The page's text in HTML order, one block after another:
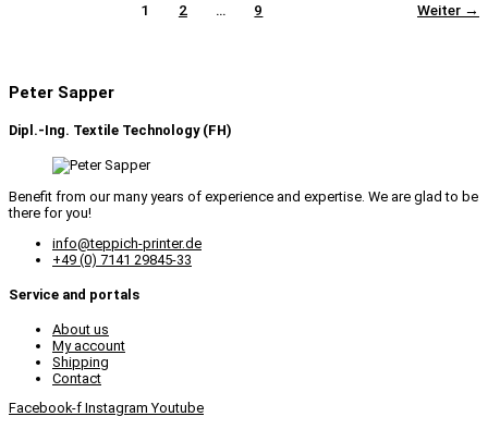
1 2 … 9 Weiter →
Peter Sapper
Dipl.-Ing. Textile Technology (FH)
Benefit from our many years of experience and expertise. We are glad to be
there for you!
info@teppich-printer.de
+49 (0) 7141 29845-33
Service and portals
About us
My account
Shipping
Contact
Facebook-f Instagram Youtube